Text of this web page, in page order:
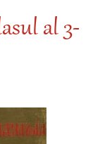
al 3-